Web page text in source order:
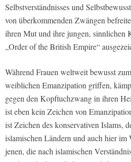
Selbstverständnisses und
von überkommenden Zwängen
ihren Mut und ihre jungen, sinnlichen
„Order of the British Empire“
Während Frauen weltweit bewusst
weiblichen Emanzipation griffen,
gegen den Kopftuchzwang in ihren
ist eben kein Zeichen von
ist Zeichen des konservativen Islams,
islamischen Ländern und auch hier im
jenen, die nach islamischen